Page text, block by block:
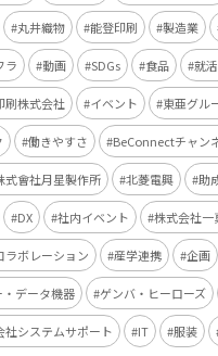
丸井織物 能登印刷 製造業
ラ 動画 SDGs 食品 就
刷株式会社 イベント 東亜グル
働きやすさ BeConnectチャン
式會社月星製作所 北菱電興 助
DX 社内イベント 株式会社一
ラボレーション 産学連携 企画
データ機器 ゲンバ・ヒーローズ
社システムサポート IT 服装